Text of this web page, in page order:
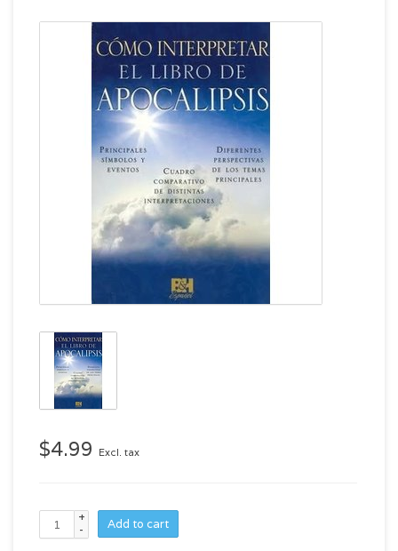
$4.99 Excl. tax
+
-
Add to cart